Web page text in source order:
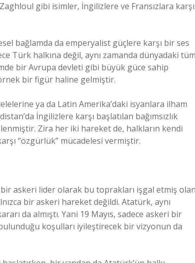
Zaghloul gibi isimler, İngilizlere ve Fransızlara karşı
bağlamda da emperyalist güçlere karşı bir ses
Türk halkına değil, aynı zamanda dünyadaki tüm
bir Avrupa devleti gibi büyük güce sahip
bir figür haline gelmiştir.
ya da Latin Amerika’daki isyanlara ilham
İngilizlere karşı başlatılan bağımsızlık
Zira her iki hareket de, halkların kendi
“özgürlük” mücadelesi vermiştir.
bir askeri lider olarak bu toprakları işgal etmiş olan
bir askeri hareket değildi. Atatürk, aynı
da almıştı. Yani 19 Mayıs, sadece askeri bir
koşulları iyileştirecek bir vizyonun da